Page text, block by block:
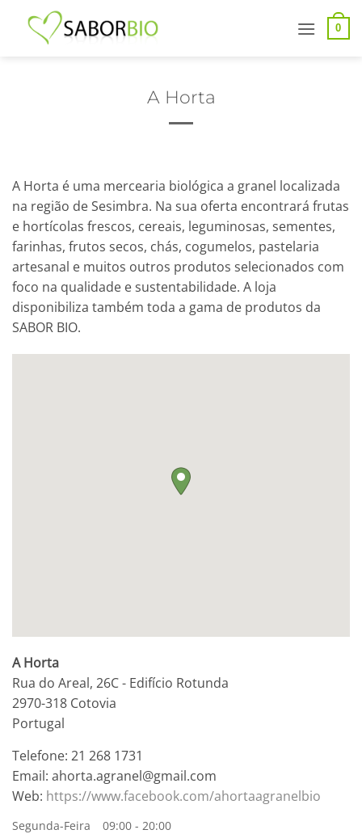
conteúdo
0
A Horta
A Horta é uma mercearia biológica a granel localizada
na região de Sesimbra. Na sua oferta encontrará frutas
e hortícolas frescos, cereais, leguminosas, sementes,
farinhas, frutos secos, chás, cogumelos, pastelaria
artesanal e muitos outros produtos selecionados com
foco na qualidade e sustentabilidade. A loja
disponibiliza também toda a gama de produtos da
SABOR BIO.
A Horta
Rua do Areal, 26C - Edifício Rotunda
2970-318 Cotovia
Portugal
Telefone: 21 268 1731
Email: ahorta.agranel@gmail.com
Web: https://www.facebook.com/ahortaagranelbio
Segunda-Feira
09:00 - 20:00